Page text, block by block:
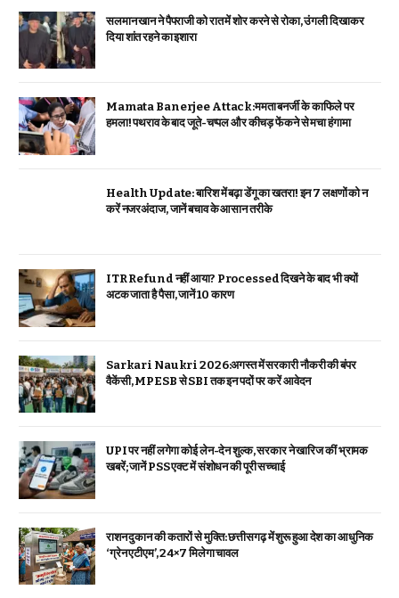
सलमान खान ने पैपराजी को रात में शोर करने से रोका, उंगली दिखाकर
दिया शांत रहने का इशारा
Mamata Banerjee Attack:ममता बनर्जी के काफिले पर
हमला! पथराव के बाद जूते-चप्पल और कीचड़ फेंकने से मचा हंगामा
Health Update: बारिश में बढ़ा डेंगू का खतरा! इन 7 लक्षणों को न
करें नजरअंदाज, जानें बचाव के आसान तरीके
ITR Refund नहीं आया? Processed दिखने के बाद भी क्यों
अटक जाता है पैसा, जानें 10 कारण
Sarkari Naukri 2026:अगस्त में सरकारी नौकरी की बंपर
वैकेंसी, MPESB से SBI तक इन पदों पर करें आवेदन
UPI पर नहीं लगेगा कोई लेन-देन शुल्क, सरकार ने खारिज कीं भ्रामक
खबरें; जानें PSS एक्ट में संशोधन की पूरी सच्चाई
राशन दुकान की कतारों से मुक्ति: छत्तीसगढ़ में शुरू हुआ देश का आधुनिक
‘ग्रेन एटीएम’, 24×7 मिलेगा चावल